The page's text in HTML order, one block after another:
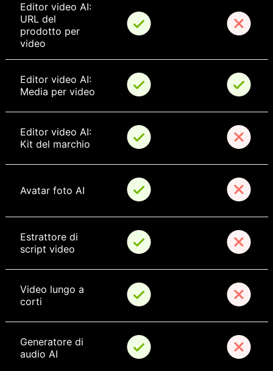
Editor video AI:
URL del
prodotto per
video
Editor video AI:
Media per video
Editor video AI:
Kit del marchio
Avatar foto AI
Estrattore di
script video
Video lungo a
corti
Generatore di
audio AI